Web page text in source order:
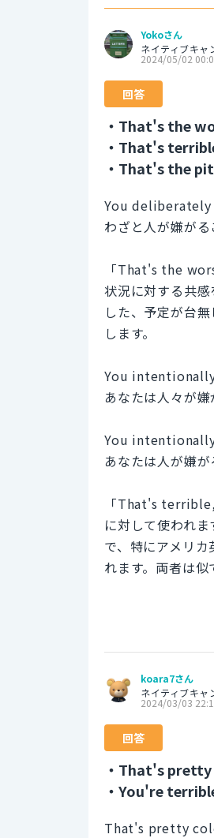
Yokoさん
ネイティブキャ
2024/05/02
回答
・That's the
・That's
・That's the
You
わざと人が嫌が
「That's the
状況に対する共
した、予定が台
します。
You
あなたは人々が
You
あなたは人が嫌
「That's
に対して使われ
で、特にアメリ
れます。両者は
koara7さん
ネイティブキャ
2024/03/03
回答
・That's
・You're
That's pretty